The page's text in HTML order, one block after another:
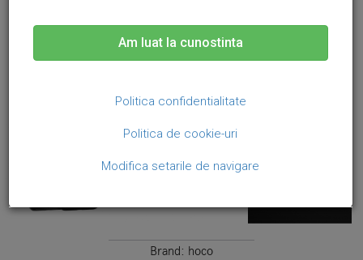
Brand: hoco
Am luat la cunostinta
Politica confidentialitate
Politica de cookie-uri
Modifica setarile de navigare